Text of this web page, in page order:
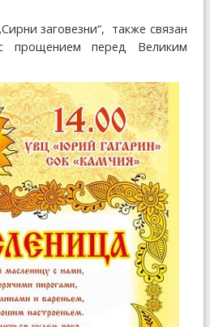
заговезни“, также связан
прощением перед Великим